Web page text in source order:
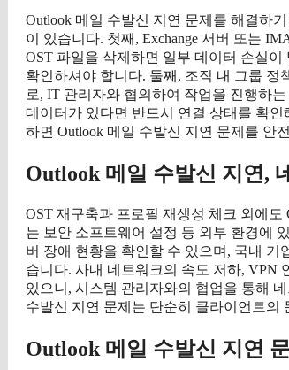
Outlook 메일 수발신 지연 문제를 해결하
이 있습니다. 첫째, Exchange 서버 또는
OST 파일을 삭제하면 일부 데이터 손실
확인하셔야 합니다. 둘째, 조직 내 그룹 정
로, IT 관리자와 협의하여 작업을 진행하
데이터가 있다면 반드시 연결 상태를 확
하면 Outlook 메일 수발신 지연 문제를 안
Outlook 메일 수발신 지연,
OST 재구축과 프로필 재생성 체크 외에
는 보안 소프트웨어 설정 등 외부 환경에
버 장애 현황을 확인할 수 있으며, 국내 기
습니다. 사내 네트워크의 속도 저하, VPN
있으니, 시스템 관리자와의 협업을 통해
수발신 지연 문제는 단순히 클라이언트의
Outlook 메일 수발신 지연